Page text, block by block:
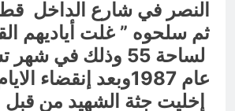
ثم سلحوه ” غلت أياديهم
لساحة 55 وذلك في
عام 1987وبعد إنقضاء
إخليت جثة الشهيد من قبل